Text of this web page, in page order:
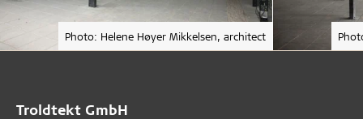
Photo: Helene Høyer Mikkelsen, architect
Troldtekt GmbH